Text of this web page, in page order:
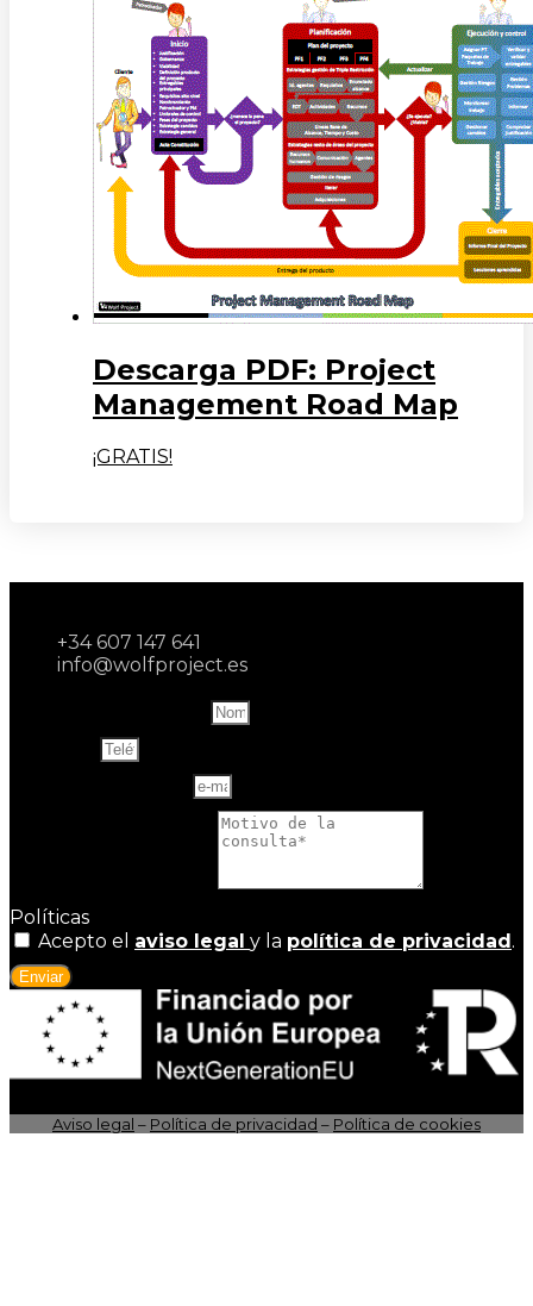
Descarga PDF: Project
Management Road Map
¡GRATIS!
+34 607 147 641
info@wolfproject.es
Políticas
Acepto el aviso legal y la política de privacidad.
Enviar
Aviso legal – Política de privacidad – Política de cookies